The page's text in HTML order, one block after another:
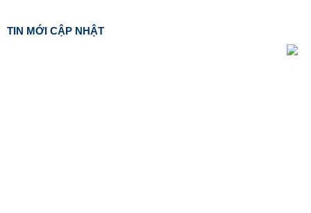
TIN MỚI CẬP NHẬT